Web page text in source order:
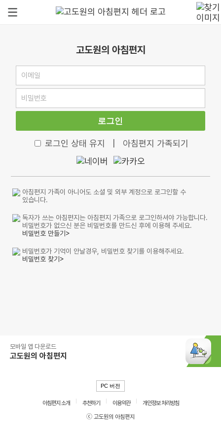
고도원의 아침편지
로그인
로그인 상태 유지 아침편지 가족되기
아침편지 가족이 아니어도 소셜 및 외부 계정으로 로그인할 수
있습니다.
독자가 쓰는 아침편지는 아침편지 가족으로 로그인하셔야 가능합니다.
비밀번호가 없으신 분은 비밀번호를 만드신 후에 이용해 주세요.
비밀번호 만들기>
비밀번호가 기억이 안날경우, 비밀번호 찾기를 이용해주세요.
비밀번호 찾기>
모바일 앱 다운로드
고도원의 아침편지
PC 버전
아침편지 소개 추천하기 이용약관
개인정보 처리방침
ⓒ 고도원의 아침편지